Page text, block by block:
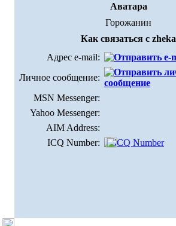
Аватара
Горожанин
Как связаться с zheka
Адрес e-mail:
Личное сообщение:
MSN Messenger:
Yahoo Messenger:
AIM Address:
ICQ Number: